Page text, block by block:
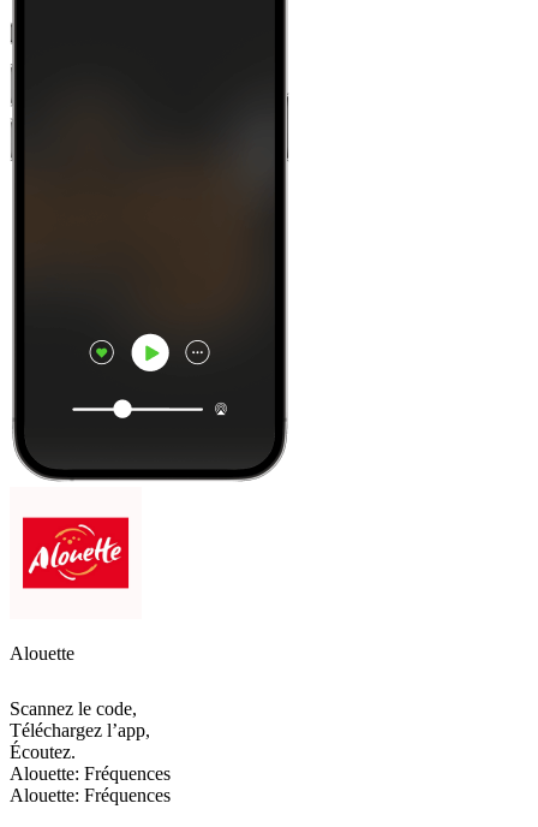
Alouette
Scannez le code,
Téléchargez l’app,
Écoutez.
Alouette: Fréquences
Alouette: Fréquences